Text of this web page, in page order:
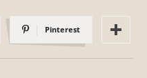
Pinterest